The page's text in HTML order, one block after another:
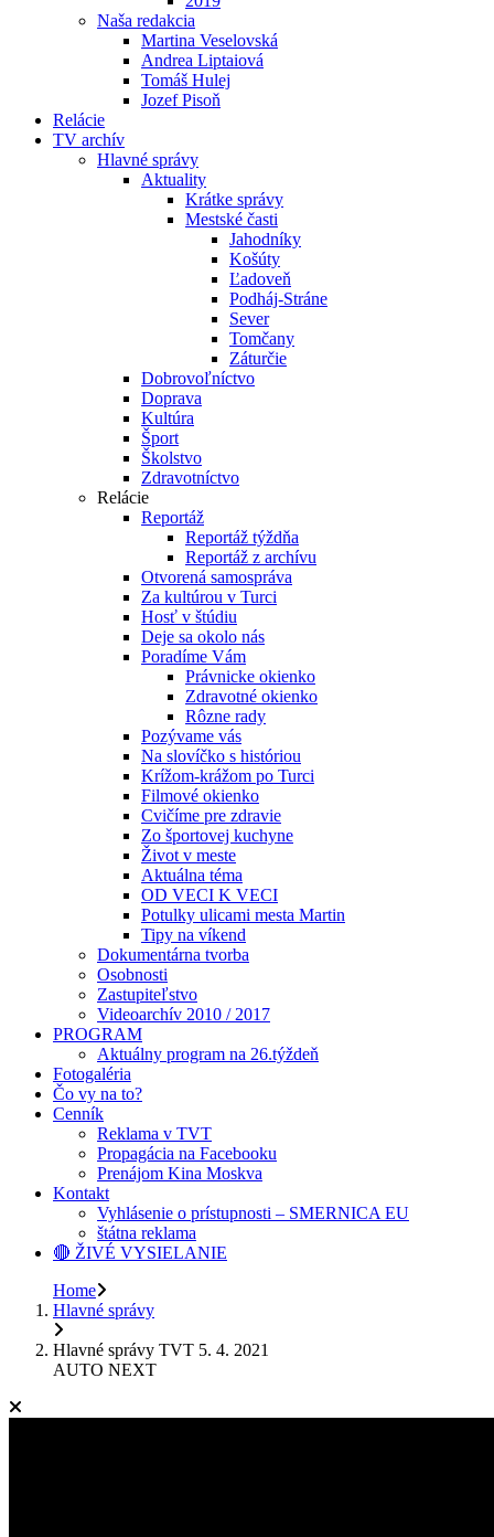
Naša redakcia
Martina Veselovská
Andrea Liptaiová
Tomáš Hulej
Jozef Pisoň
Relácie
TV archív
Hlavné správy
Aktuality
Krátke správy
Mestské časti
Jahodníky
Košúty
Ľadoveň
Podháj-Stráne
Sever
Tomčany
Záturčie
Dobrovoľníctvo
Doprava
Kultúra
Šport
Školstvo
Zdravotníctvo
Relácie
Reportáž
Reportáž týždňa
Reportáž z archívu
Otvorená samospráva
Za kultúrou v Turci
Hosť v štúdiu
Deje sa okolo nás
Poradíme Vám
Právnicke okienko
Zdravotné okienko
Rôzne rady
Pozývame vás
Na slovíčko s históriou
Krížom-krážom po Turci
Filmové okienko
Cvičíme pre zdravie
Zo športovej kuchyne
Život v meste
Aktuálna téma
OD VECI K VECI
Potulky ulicami mesta Martin
Tipy na víkend
Dokumentárna tvorba
Osobnosti
Zastupiteľstvo
Videoarchív 2010 / 2017
PROGRAM
Aktuálny program na 26.týždeň
Fotogaléria
Čo vy na to?
Cenník
Reklama v TVT
Propagácia na Facebooku
Prenájom Kina Moskva
Kontakt
Vyhlásenie o prístupnosti – SMERNICA EU
štátna reklama
🔴 ŽIVÉ VYSIELANIE
Home
Hlavné správy
Hlavné správy TVT 5. 4. 2021
AUTO NEXT